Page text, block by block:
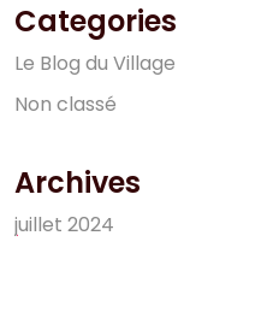
Categories
Le Blog du Village
Non classé
Archives
juillet 2024